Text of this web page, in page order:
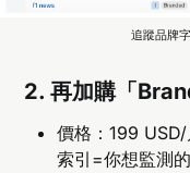
追蹤品牌
2. 再加購「
價格：199
索引=你想監測